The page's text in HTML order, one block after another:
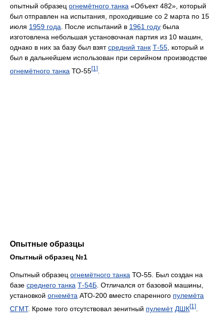
опытный образец огнемётного танка «Объект 482», который
был отправлен на испытания, проходившие со 2 марта по 15
июля 1959 года. После испытаний в 1961 году была
изготовлена небольшая установочная партия из 10 машин,
однако в них за базу был взятсредний танк Т-55, который и
был в дальнейшем использован при серийном производстве
огнемётного танка ТО-55[1]
Опытные образцы
Опытный образец №1
Опытный образец огнемётного танка ТО-55. Был создан на
базе среднего танка Т-54Б . Отличался от базовой машины,
установкой огнемёта АТО-200 вместо спаренного пулемёта
СГМТ. Кроме того отсутствовал зенитный пулемёт ДШК[1]